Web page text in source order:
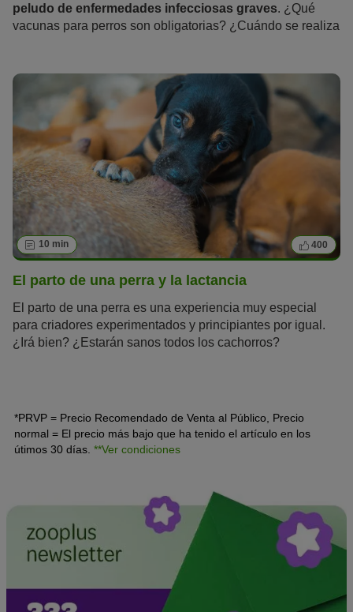
peludo de enfermedades infecciosas graves. ¿Qué
vacunas para perros son obligatorias? ¿Cuándo se realiza
10 min 400
El parto de una perra y la lactancia
El parto de una perra es una experiencia muy especial
para criadores experimentados y principiantes por igual.
¿Irá bien? ¿Estarán sanos todos los cachorros?
*PRVP = Precio Recomendado de Venta al Público, Precio
normal = El precio más bajo que ha tenido el artículo en los
útimos 30 días. **Ver condiciones